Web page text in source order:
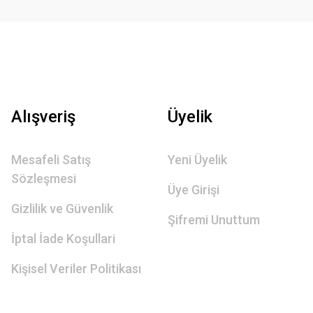
Alışveriş
Mesafeli Satış
Sözleşmesi
Gizlilik ve Güvenlik
İptal İade Koşullari
Kişisel Veriler Politikası
Üyelik
Yeni Üyelik
Üye Girişi
Şifremi Unuttum